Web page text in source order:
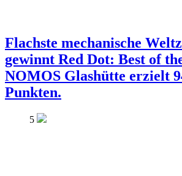
Flachste mechanische
gewinnt Red Dot: Best of
NOMOS Glashütte erzielt
Punkten.
5